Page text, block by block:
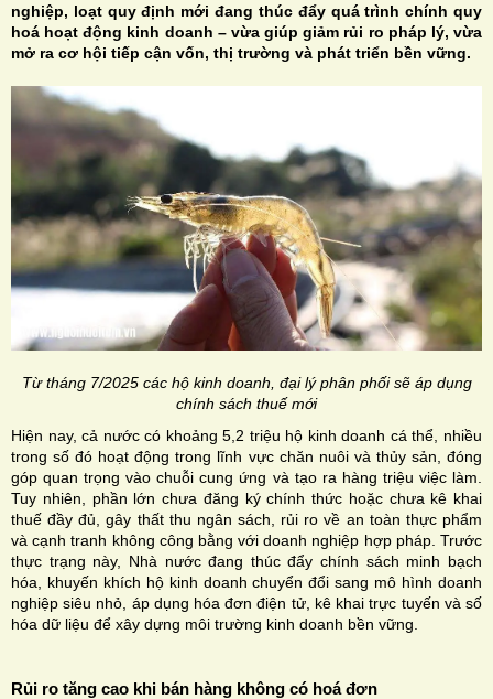
nghiệp, loạt quy định mới đang thúc đẩy quá trình chính quy
hoá hoạt động kinh doanh – vừa giúp giảm rủi ro pháp lý, vừa
mở ra cơ hội tiếp cận vốn, thị trường và phát triển bền vững.
Từ tháng 7/2025 các hộ kinh doanh, đại lý phân phối sẽ áp dụng
chính sách thuế mới
Hiện nay, cả nước có khoảng 5,2 triệu hộ kinh doanh cá thể, nhiều
trong số đó hoạt động trong lĩnh vực chăn nuôi và thủy sản, đóng
góp quan trọng vào chuỗi cung ứng và tạo ra hàng triệu việc làm.
Tuy nhiên, phần lớn chưa đăng ký chính thức hoặc chưa kê khai
thuế đầy đủ, gây thất thu ngân sách, rủi ro về an toàn thực phẩm
và cạnh tranh không công bằng với doanh nghiệp hợp pháp. Trước
thực trạng này, Nhà nước đang thúc đẩy chính sách minh bạch
hóa, khuyến khích hộ kinh doanh chuyển đổi sang mô hình doanh
nghiệp siêu nhỏ, áp dụng hóa đơn điện tử, kê khai trực tuyến và số
hóa dữ liệu để xây dựng môi trường kinh doanh bền vững.
Rủi ro tăng cao khi bán hàng không có hoá đơn